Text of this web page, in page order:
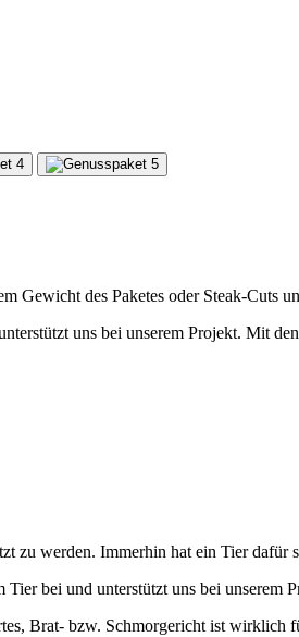
Gewicht des Paketes oder Steak-Cuts
uns bei unserem Projekt. Mit
zu werden. Immerhin hat ein Tier dafür
bei und unterstützt uns bei unserem
Brat- bzw. Schmorgericht ist wirklich